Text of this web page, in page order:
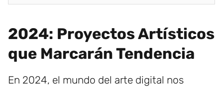
2024: Proyectos Artísticos
que Marcarán Tendencia
En 2024, el mundo del arte digital nos